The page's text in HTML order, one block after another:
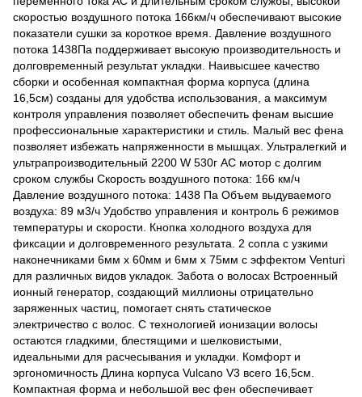
скоростью воздушного потока 166км/ч обеспечивают высокие
показатели сушки за короткое время. Давление воздушного
потока 1438Па поддерживает высокую производительность и
долговременный результат укладки. Наивысшее качество
сборки и особенная компактная форма корпуса (длина
16,5см) созданы для удобства использования, а максимум
контроля управления позволяет обеспечить фенам высшие
профессиональные характеристики и стиль. Малый вес фена
позволяет избежать напряженности в мышцах. Ультралегкий и
ультрапроизводительный 2200 W 530г АС мотор с долгим
сроком службы Скорость воздушного потока: 166 км/ч
Давление воздушного потока: 1438 Па Объем выдуваемого
воздуха: 89 м3/ч Удобство управления и контроль 6 режимов
температуры и скорости. Кнопка холодного воздуха для
фиксации и долговременного результата. 2 сопла с узкими
наконечниками 6мм x 60мм и 6мм x 75мм c эффектом Venturi
для различных видов укладок. Забота о волосах Встроенный
ионный генератор, создающий миллионы отрицательно
заряженных частиц, помогает снять статическое
электричество с волос. С технологией ионизации волосы
остаются гладкими, блестящими и шелковистыми,
идеальными для расчесывания и укладки. Комфорт и
эргономичность Длина корпуса Vulcano V3 всего 16,5см.
Компактная форма и небольшой вес фен обеспечивает